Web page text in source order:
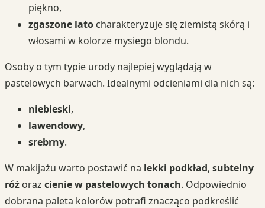
piękno,
zgaszone lato charakteryzuje się ziemistą skórą i
włosami w kolorze mysiego blondu.
Osoby o tym typie urody najlepiej wyglądają w
pastelowych barwach. Idealnymi odcieniami dla nich są:
niebieski,
lawendowy,
srebrny.
W makijażu warto postawić na lekki podkład, subtelny
róż oraz cienie w pastelowych tonach. Odpowiednio
dobrana paleta kolorów potrafi znacząco podkreślić